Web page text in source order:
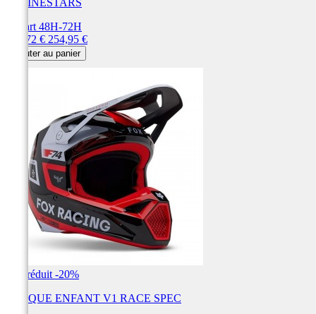
ALPINESTARS
Départ 48H-72H
165,72 € Prix
de
base
254,95 €
Ajouter au panier
Prix réduit -20%
CASQUE ENFANT V1 RACE SPEC